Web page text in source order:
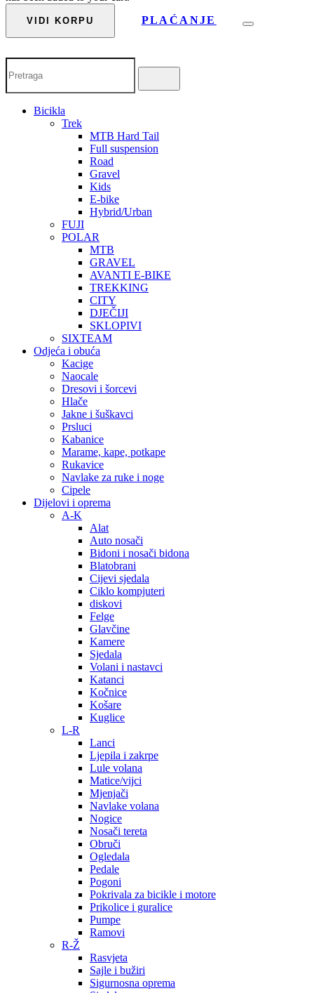
VIDI KORPU PLAĆANJE
Bicikla
Trek
MTB Hard Tail
Full suspension
Road
Gravel
Kids
E-bike
Hybrid/Urban
FUJI
POLAR
MTB
GRAVEL
AVANTI E-BIKE
TREKKING
CITY
DJEČIJI
SKLOPIVI
SIXTEAM
Odjeća i obuća
Kacige
Naocale
Dresovi i šorcevi
Hlače
Jakne i šuškavci
Prsluci
Kabanice
Marame, kape, potkape
Rukavice
Navlake za ruke i noge
Cipele
Dijelovi i oprema
A-K
Alat
Auto nosači
Bidoni i nosači bidona
Blatobrani
Cijevi sjedala
Ciklo kompjuteri
diskovi
Felge
Glavčine
Kamere
Sjedala
Volani i nastavci
Katanci
Kočnice
Košare
Kuglice
L-R
Lanci
Ljepila i zakrpe
Lule volana
Matice/vijci
Mjenjači
Navlake volana
Nogice
Nosači tereta
Obruči
Ogledala
Pedale
Pogoni
Pokrivala za bicikle i motore
Prikolice i guralice
Pumpe
Ramovi
R-Ž
Rasvjeta
Sajle i bužiri
Sigurnosna oprema